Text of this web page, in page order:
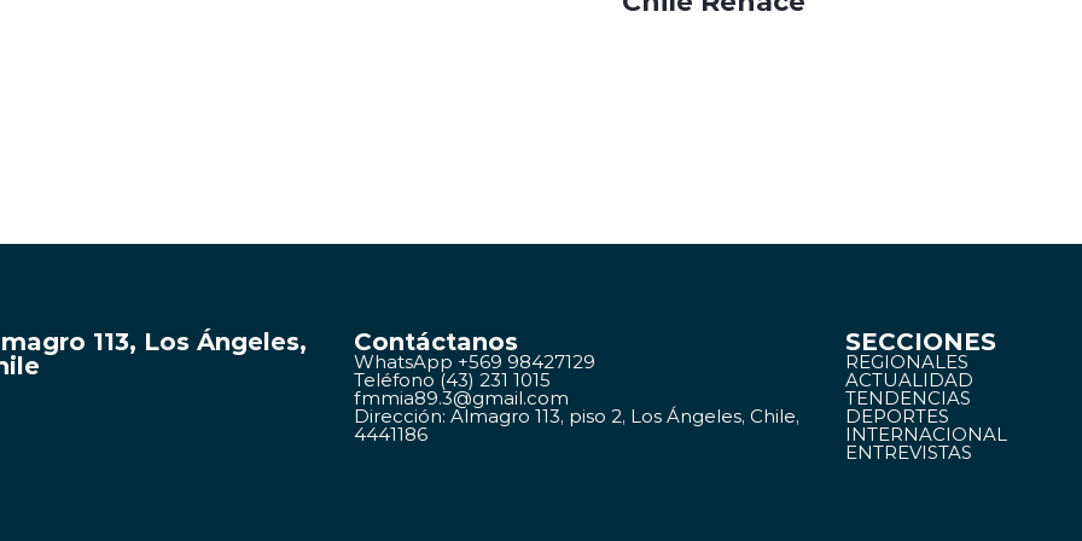
113, Los Ángeles, Contáctanos
WhatsApp +569 98427129
Teléfono (43) 231 1015
fmmia89.3@gmail.com
Dirección: Almagro 113, piso 2, Los Ángeles, Chile,
4441186
SECCIONES
REGIONALES
ACTUALIDAD
TENDENCIAS
DEPORTES
INTERNACIONAL
ENTREVISTAS